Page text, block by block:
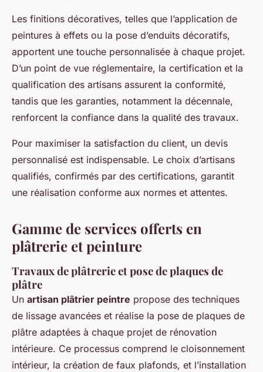
Les finitions décoratives, telles que l’application de
peintures à effets ou la pose d’enduits décoratifs,
apportent une touche personnalisée à chaque projet.
D’un point de vue réglementaire, la certification et la
qualification des artisans assurent la conformité,
tandis que les garanties, notamment la décennale,
renforcent la confiance dans la qualité des travaux.
Pour maximiser la satisfaction du client, un devis
personnalisé est indispensable. Le choix d’artisans
qualifiés, confirmés par des certifications, garantit
une réalisation conforme aux normes et attentes.
Gamme de services offerts en
plâtrerie et peinture
Travaux de plâtrerie et pose de plaques de
plâtre
Un artisan plâtrier peintre propose des techniques
de lissage avancées et réalise la pose de plaques de
plâtre adaptées à chaque projet de rénovation
intérieure. Ce processus comprend le cloisonnement
intérieur, la création de faux plafonds, et l’installation